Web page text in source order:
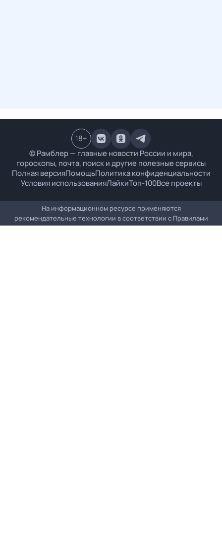
© Рамблер — главные новости России и мира,
гороскопы, почта, поиск и другие полезные сервисы
Полная версияПомощьПолитика конфиденциальности
Условия использованияЛайкиТоп-100Все проекты
18+
На информационном ресурсе применяются
рекомендательные технологии в соответствии с Правилами